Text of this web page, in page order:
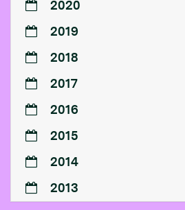
2020
2019
2018
2017
2016
2015
2014
2013